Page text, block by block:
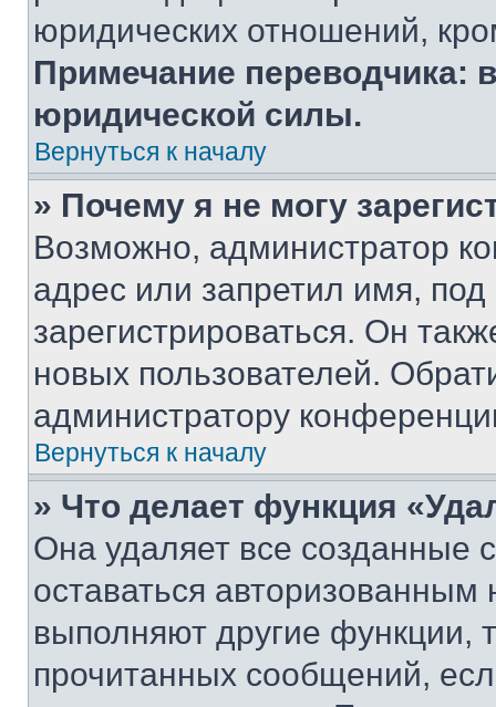
юридических отношений,
Примечание переводчика:
юридической силы.
Вернуться к началу
» Почему я не могу
Возможно, администратор
адрес или запретил имя,
зарегистрироваться. Он
новых пользователей.
администратору
Вернуться к началу
» Что делает функция
Она удаляет все созданные
оставаться
выполняют другие функции,
прочитанных сообщений,